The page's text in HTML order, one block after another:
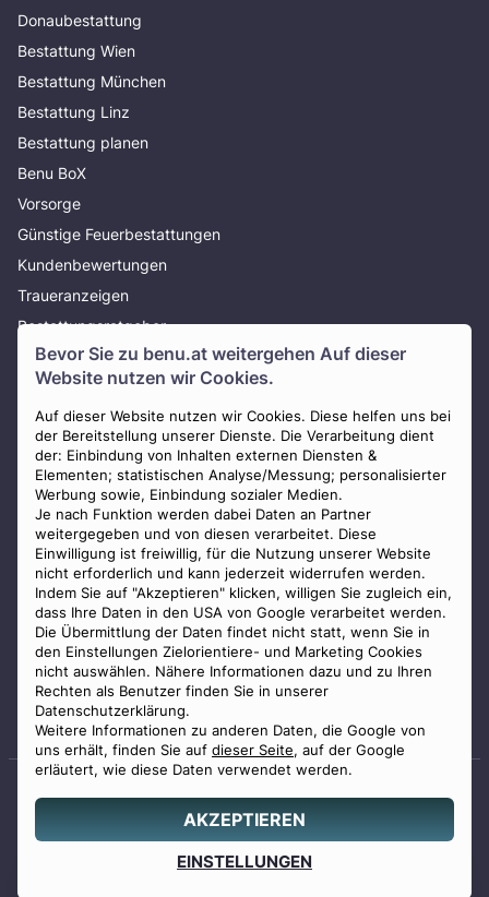
Bevor Sie zu benu.at weitergehen Auf dieser
Website nutzen wir Cookies.
Auf dieser Website nutzen wir Cookies. Diese helfen uns bei
der Bereitstellung unserer Dienste. Die Verarbeitung dient
der: Einbindung von Inhalten externen Diensten &
Elementen; statistischen Analyse/Messung; personalisierter
Werbung sowie, Einbindung sozialer Medien.
Je nach Funktion werden dabei Daten an Partner
weitergegeben und von diesen verarbeitet. Diese
Einwilligung ist freiwillig, für die Nutzung unserer Website
nicht erforderlich und kann jederzeit widerrufen werden.
Indem Sie auf "Akzeptieren" klicken, willigen Sie zugleich ein,
dass Ihre Daten in den USA von Google verarbeitet werden.
Die Übermittlung der Daten findet nicht statt, wenn Sie in
den Einstellungen Zielorientiere- und Marketing Cookies
nicht auswählen. Nähere Informationen dazu und zu Ihren
Rechten als Benutzer finden Sie in unserer
Datenschutzerklärung.
Weitere Informationen zu anderen Daten, die Google von
uns erhält, finden Sie auf dieser Seite, auf der Google
erläutert, wie diese Daten verwendet werden.
AKZEPTIEREN
EINSTELLUNGEN
0800 88 44 04
erstellen
Donaubestattung
Bestattung Wien
Bestattung München
Bestattung Linz
Bestattung planen
Benu BoX
Vorsorge
Günstige Feuerbestattungen
Kundenbewertungen
Traueranzeigen
Bestattungsratgeber
Über uns
Presse
AGB
Impressum
Datenschutz
Widerrufsbelehrung
Zahlungsmöglichkeiten
Staatlich geprüfter
© 2026 Benu GmbH. Alle Rechte vorbehalten.